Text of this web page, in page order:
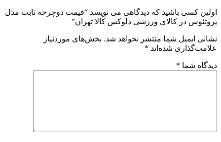
اولین کسی باشید که دیدگاهی می نویسد “قیمت دوچرخه ثابت مدل
پروتئوس در کالای ورزشی دلوکس کالا تهران”
نشانی ایمیل شما منتشر نخواهد شد. بخش‌های موردنیاز
علامت‌گذاری شده‌اند *
دیدگاه شما *